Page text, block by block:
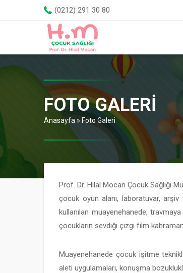
(0212) 291 30 80
FOTO GALERI
Anasayfa»Foto Galeri
Prof. Dr. Hilal Mocan Çocuk Sağlığı
çocuk oyun alanı, laboratuvar, arşiv
kullanılan muayenehanede, travmaya
çocukların sevdiği çizgi film
Muayenehanede çocuk işitme
aleti uygulamaları, konuşma